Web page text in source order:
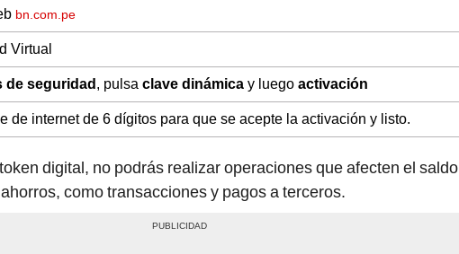
bn.com.pe
Virtual
de seguridad , pulsa clave dinámica y luego activación
de internet de 6 dígitos para que se acepte la activación y listo.
digital, no podrás realizar operaciones que afecten el saldo
como transacciones y pagos a terceros.